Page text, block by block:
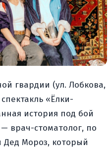
гвардии (ул. Лобкова,
«Ёлки-
история под бой
врач-стоматолог, по
Дед Мороз, который